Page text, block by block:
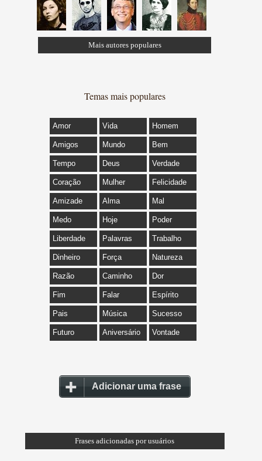
Mais autores populares
Temas mais populares
Amor Vida Homem
Amigos Mundo Bem
Tempo Deus Verdade
Coração Mulher Felicidade
Amizade Alma Mal
Medo Hoje Poder
Liberdade Palavras Trabalho
Dinheiro Força Natureza
Razão Caminho Dor
Fim Falar Espírito
Pais Música Sucesso
Futuro Aniversário Vontade
Adicionar uma frase
Frases adicionadas por usuários